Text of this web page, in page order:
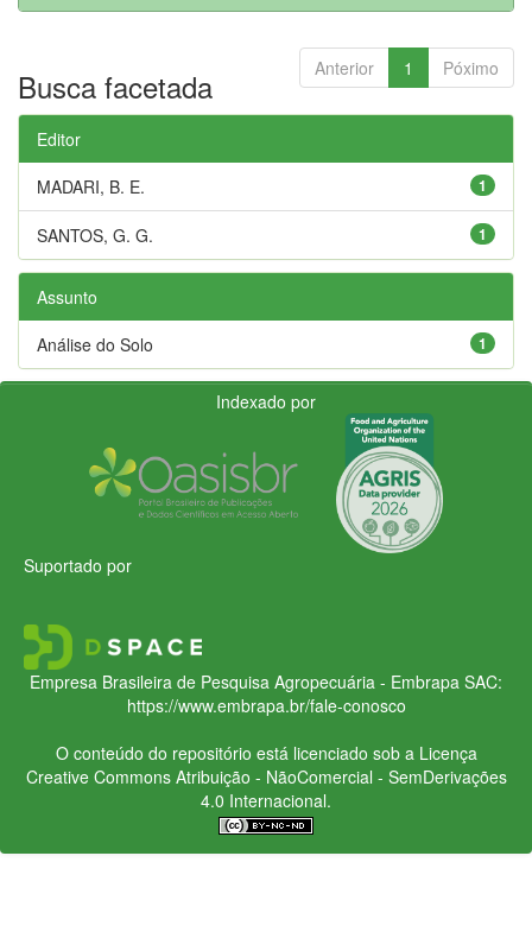
Anterior 1 Póximo
Busca facetada
Editor
1
MADARI, B. E.
1
SANTOS, G. G.
Assunto
1
Análise do Solo
Indexado por
Suportado por
Empresa Brasileira de Pesquisa Agropecuária - Embrapa SAC:
https://www.embrapa.br/fale-conosco
O conteúdo do repositório está licenciado sob a Licença
Creative CommonsAtribuição - NãoComercial - SemDerivações
4.0 Internacional.